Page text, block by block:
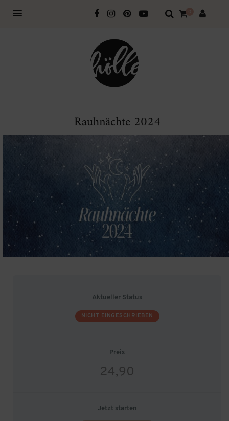
0
Rauhnächte 2024
Aktueller Status
NICHT EINGESCHRIEBEN
Preis
24,90
Jetzt starten